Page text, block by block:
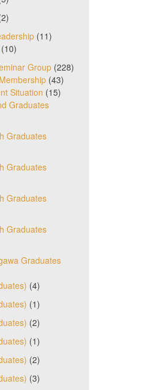
(11)
Group(228)
(43)
Situation (15)
Graduates
Graduates
Graduates
Graduates
Graduates
Graduates
(4)
(1)
(2)
(1)
(2)
(3)